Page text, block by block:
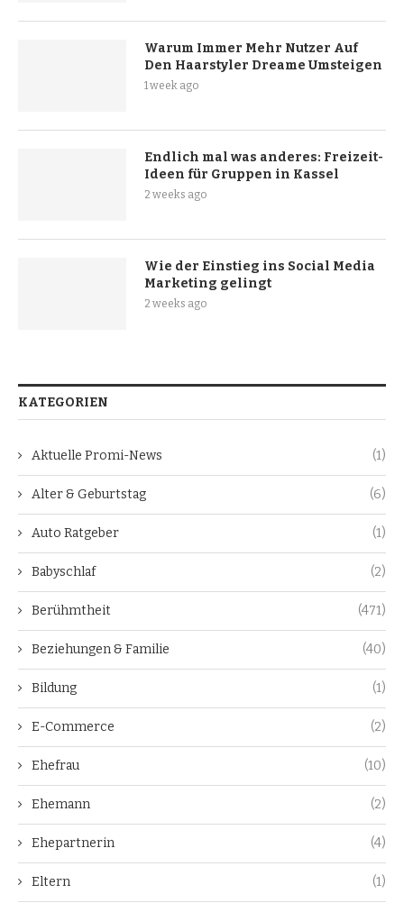
Warum Immer Mehr Nutzer Auf
Den Haarstyler Dreame Umsteigen
1 week ago
Endlich mal was anderes: Freizeit-
Ideen für Gruppen in Kassel
2 weeks ago
Wie der Einstieg ins Social Media
Marketing gelingt
2 weeks ago
KATEGORIEN
Aktuelle Promi-News (1)
Alter & Geburtstag (6)
Auto Ratgeber (1)
Babyschlaf (2)
Berühmtheit (471)
Beziehungen & Familie (40)
Bildung (1)
E-Commerce (2)
Ehefrau (10)
Ehemann (2)
Ehepartnerin (4)
Eltern (1)